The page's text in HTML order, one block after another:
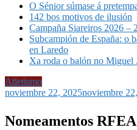
O Sénior súmase á
142 bos motivos de ilusión
Campaña Siareiros 2026 –
Subcampión de España: o
en Laredo
Xa roda o balón no Miguel
Atletismo
noviembre 22, 2025noviembre
Nomeamentos